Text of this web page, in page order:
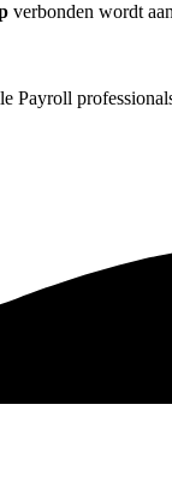
verbonden wordt
Payroll